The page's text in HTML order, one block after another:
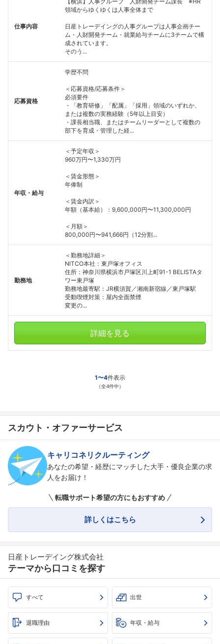
こちらの企業もフォローしませんか？
仕事内容
領域からゆくゆくは人事全体まで
日産トレーデイングの人事グループは人事企画チー
ム・人財開発チーム・就業給与チームに3チームで構
成されています。
そのう...
応募資格
学歴不問
＜応募資格/応募条件＞
必須要件
・「教育研修」「配属」「採用」領域のいずれか、
または複数の実務経験（5年以上目安）
・課長相当職、またはチームリーダーとして複数の
部下を育成・管理した経...
年収・給与
＜予定年収＞
960万円〜1,330万円
＜賃金形態＞
年俸制
＜賃金内訳＞
年額（基本給）：9,600,000円〜11,300,000円
＜月額＞
800,000円〜941,666円（12分割...
勤務地
＜勤務地詳細＞
NITCO本社：東戸塚オフィス
住所：神奈川県横浜市戸塚区川上町91-1 BELISTAタ
ワー東戸塚
勤務地最寄駅：JR横須賀／湘南新宿線／東戸塚駅
受動喫煙対策：屋内全面禁煙
変更の...
詳細を見る
1〜4件表示
（全4件中）
スカウト・オファーサービス
キャリコネリクルーティング
あなたの希望・経歴にマッチした大手・優良企業の求
人をお届け！
転職サポート希望の方にもおすすめ
詳しくはこちら
日産トレーデイング株式会社
テーマから口コミを探す
すべて 出世
退職理由 年収・給与